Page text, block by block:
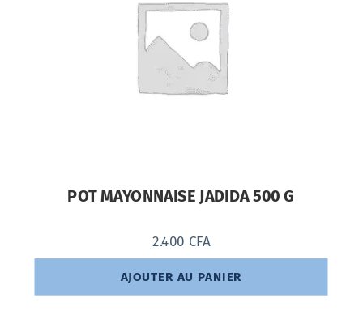
POT MAYONNAISE JADIDA 500 G
2.400 CFA
AJOUTER AU PANIER